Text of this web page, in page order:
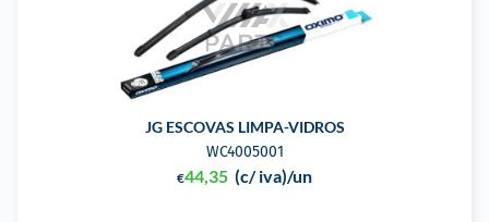
JG ESCOVAS LIMPA-VIDROS
WC4005001
€44,35 (c/ iva)/un